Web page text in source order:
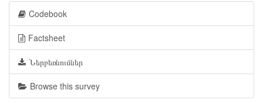
Codebook
Factsheet
Ներբեռնումներ
Browse this survey